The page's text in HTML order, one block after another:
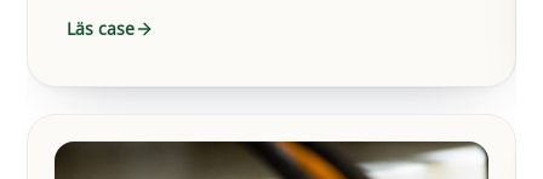
Läs case